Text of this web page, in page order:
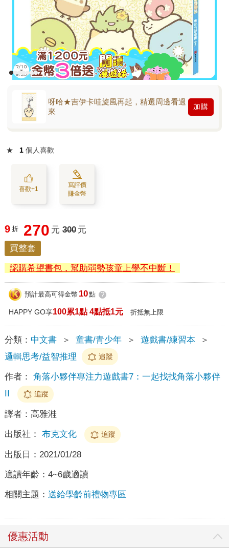
呀哈★吉伊卡哇旋風再起，精選周邊看過
來
加購
★ 1 個人喜歡
喜歡+1
寫評價
賺金幣
9 折 270 元 300 元
買整套
認購希望書包，幫助弱勢孩童上學不中斷！
預計最高可得金幣 10點 ?
HAPPY GO享100累1點 4點抵1元 折抵無上限
分類： 中文書 ＞ 童書/青少年 ＞ 遊戲書/練習本
＞
邏輯思考/益智推理
追蹤
作者：
角落小夥伴專注力遊戲書7：一起找找角落小夥伴
II
追蹤
譯者： 高雅溎
出版社： 布克文化 追蹤
出版日： 2021/01/28
適讀年齡： 4~6歲適讀
相關主題： 送給學齡前禮物專區
優惠活動